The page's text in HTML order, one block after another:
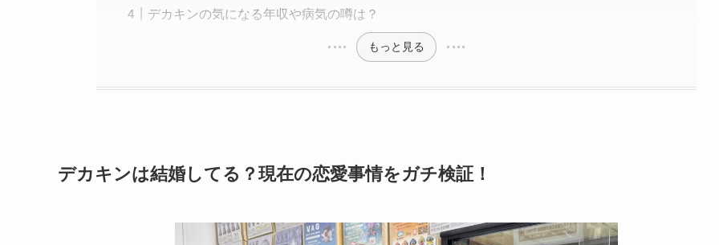
デカキンの気になる年収や病気の噂は？
もっと見る
デカキンは結婚してる？現在の恋愛事情をガチ検証！